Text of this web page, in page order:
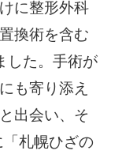
に整形外科
換術を含む
した。手術が
も寄り添え
出会い、そ
札幌ひざの